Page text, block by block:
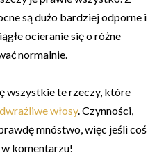
są dużo bardziej odporne i
ocieranie się o różne
normalnie.
wszystkie te rzeczy, które
włosy. Czynności,
mnóstwo, więc jeśli coś
komentarzu!